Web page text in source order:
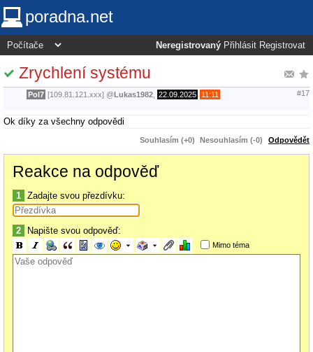
poradna.net
Neregistrovaný Přihlásit Registrovat
Zrychlení systému
Pol7 [109.81.121.xxx] @Lukas1982 22.09.2025 11:11 #17
Ok díky za všechny odpovědi
Souhlasím (+0) Nesouhlasím (-0) Odpovědět
Reakce na odpověď
1 Zadajte svou přezdívku:
2 Napište svou odpověď:
Mimo téma